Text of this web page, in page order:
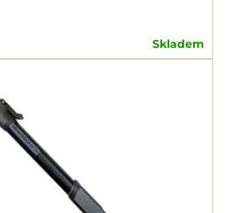
Skladem